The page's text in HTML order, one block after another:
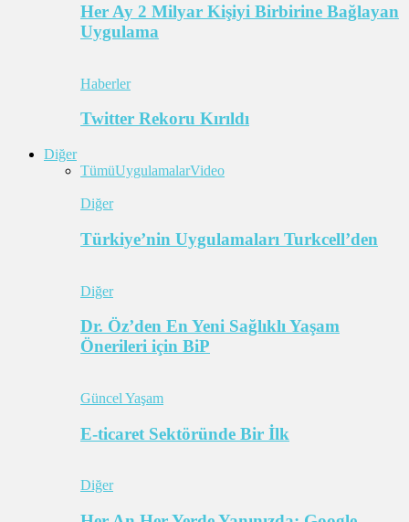
Her Ay 2 Milyar Kişiyi Birbirine Bağlayan
Uygulama
Haberler
Twitter Rekoru Kırıldı
Diğer
TümüUygulamalarVideo
Diğer
Türkiye’nin Uygulamaları Turkcell’den
Diğer
Dr. Öz’den En Yeni Sağlıklı Yaşam
Önerileri için BiP
Güncel Yaşam
E-ticaret Sektöründe Bir İlk
Diğer